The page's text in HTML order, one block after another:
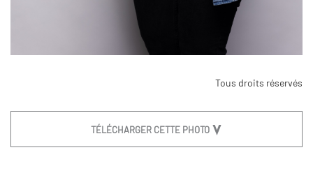
Tous droits réservés
TÉLÉCHARGER CETTE PHOTO